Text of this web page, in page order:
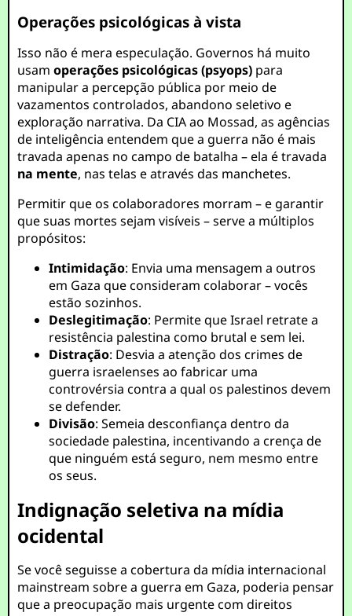
Operações psicológicas à vista
Isso não é mera especulação. Governos há muito
usamoperações psicológicas (psyops) para
manipular a percepção pública por meio de
vazamentos controlados, abandono seletivo e
exploração narrativa. Da CIA ao Mossad, as agências
de inteligência entendem que a guerra não é mais
travada apenas no campo de batalha – ela é travada
na mente, nas telas e através das manchetes.
Permitir que os colaboradores morram – e garantir
que suas mortes sejam visíveis – serve a múltiplos
propósitos:
Intimidação: Envia uma mensagem a outros
em Gaza que consideram colaborar – vocês
estão sozinhos.
Deslegitimação: Permite que Israel retrate a
resistência palestina como brutal e sem lei.
Distração: Desvia a atenção dos crimes de
guerra israelenses ao fabricar uma
controvérsia contra a qual os palestinos devem
se defender.
Divisão: Semeia desconfiança dentro da
sociedade palestina, incentivando a crença de
que ninguém está seguro, nem mesmo entre
os seus.
Indignação seletiva na mídia
ocidental
Se você seguisse a cobertura da mídia internacional
mainstream sobre a guerra em Gaza, poderia pensar
que a preocupação mais urgente com direitos